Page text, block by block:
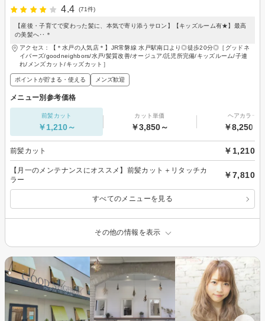
4.4
(71件)
【産後・子育てで変わった髪に、本気で寄り添うサロン】【キッズルーム有★】最高
の美髪へ‥＊
アクセス：【＊水戸の人気店＊】JR常磐線 水戸駅南口より◎徒歩20分◎［グッドネ
イバーズ/goodneighbors/水戸/髪質改善/オージュア/託児所完備/キッズルーム/子連
れ/メンズカット/キッズカット］
ポイントが貯まる・使える メンズ歓迎
メニュー別参考価格
前髪カット
￥1,210～
カット単価
￥3,850～
ヘアカラー
￥8,250～
前髪カット ￥1,210
【月一のメンテナンスにオススメ】前髪カット＋リタッチカ
ラー
￥7,810
すべてのメニューを見る
その他の情報を表示